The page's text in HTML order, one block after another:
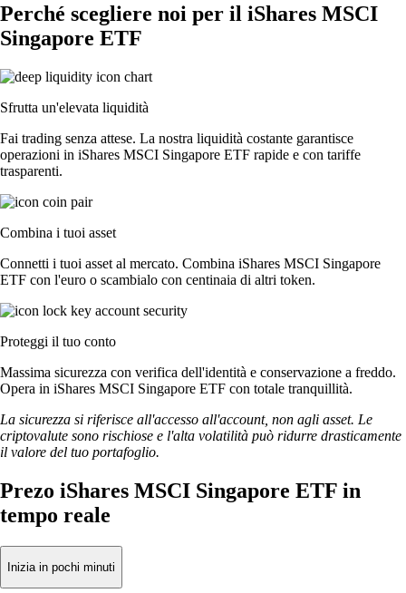
Perché scegliere noi per il iShares MSCI
Singapore ETF
Sfrutta un'elevata liquidità
Fai trading senza attese. La nostra liquidità costante garantisce
operazioni in iShares MSCI Singapore ETF rapide e con tariffe
trasparenti.
Combina i tuoi asset
Connetti i tuoi asset al mercato. Combina iShares MSCI Singapore
ETF con l'euro o scambialo con centinaia di altri token.
Proteggi il tuo conto
Massima sicurezza con verifica dell'identità e conservazione a freddo.
Opera in iShares MSCI Singapore ETF con totale tranquillità.
La sicurezza si riferisce all'accesso all'account, non agli asset. Le
criptovalute sono rischiose e l'alta volatilità può ridurre drasticamente
il valore del tuo portafoglio.
Prezo iShares MSCI Singapore ETF in
tempo reale
Inizia in pochi minuti